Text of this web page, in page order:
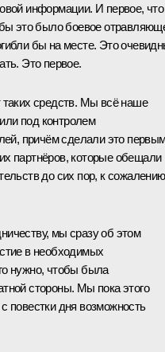
информации. И первое, что
бы это было боевое
бы на месте. Это
Это первое.
таких средств. Мы всё наше
под контролем
причём сделали это
партнёров, которые обещали
до сих пор, к
мы сразу об этом
в необходимых
нужно, чтобы была
стороны. Мы пока этого
повестки дня возможность